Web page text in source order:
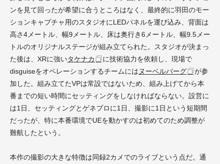
ンを見て回ったが希望に合うところはなく、最終的に羽田のモー
ションキャプチャ用のスタジオにLEDパネルを運び込み、背面は
高さ4メートル、幅9メートル、床は奥行き6メートル、幅9.5メー
トルのオリジナルステージが組み立てられた。スタジオが決まっ
た後は、XRに強いタケナカ
に技術協力を依頼し、現場で
disguiseをオペレーションするチームにはヌーベルバーグ
が参
加した。組み立てたVPは常設ではないため、組み上げてから本
番までの短い時間にセッティングをしなければならない。設営に
は1日、セッティングとゲネプロに1日、撮影に1日という短期間
だったが、特に本番環境でUEを動かすのは初めてのため調整が
難航したという。
本作の撮影の大きな特徴は同録2カメでのライブという点だ。通